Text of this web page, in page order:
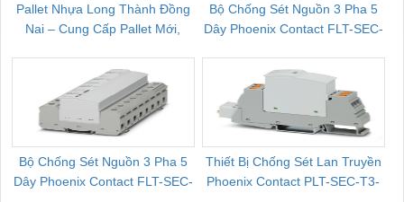
Pallet Nhựa Long Thành Đồng
Nai – Cung Cấp Pallet Mới,
Bộ Chống Sét Nguồn 3 Pha 5
Dây Phoenix Contact FLT-SEC-
Bộ Chống Sét Nguồn 3 Pha 5
Dây Phoenix Contact FLT-SEC-
Thiết Bị Chống Sét Lan Truyền
Phoenix Contact PLT-SEC-T3-